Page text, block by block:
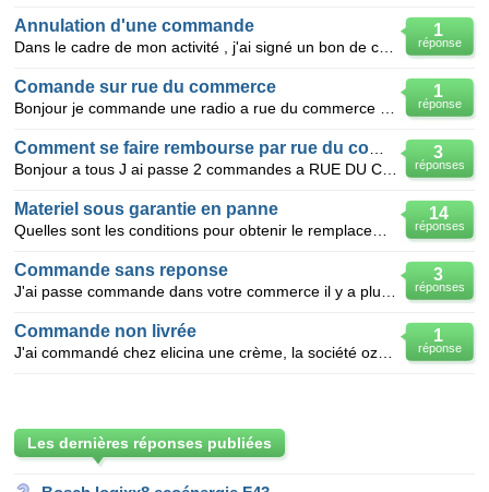
1
réponse
Annulation d'une commande
1
réponse
Comande sur rue du commerce
3
réponses
14
réponses
Materiel sous garantie en panne
3
réponses
Commande sans reponse
1
réponse
Commande non livrée
Les dernières réponses publiées